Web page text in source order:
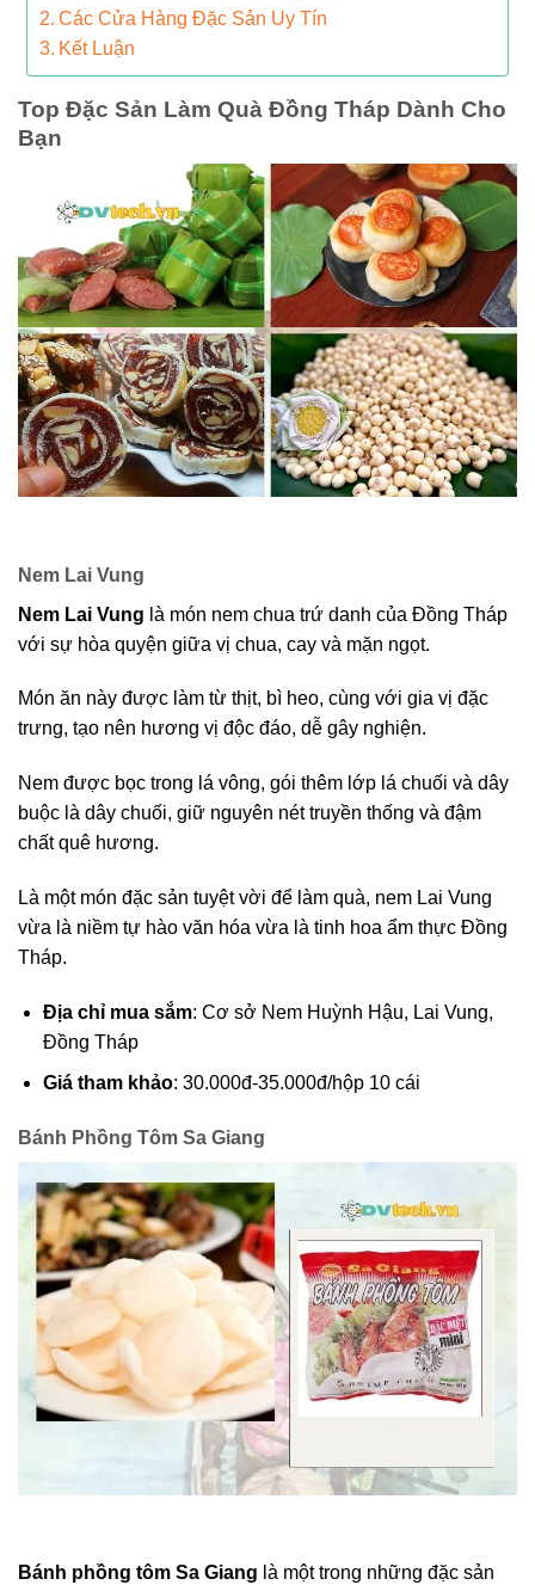
Các Cửa Hàng Đặc Sản Uy Tín
Kết Luận
Top Đặc Sản Làm Quà Đồng Tháp Dành Cho
Bạn
Nem Lai Vung
Nem Lai Vung là món nem chua trứ danh của Đồng Tháp
với sự hòa quyện giữa vị chua, cay và mặn ngọt.
Món ăn này được làm từ thịt, bì heo, cùng với gia vị đặc
trưng, tạo nên hương vị độc đáo, dễ gây nghiện.
Nem được bọc trong lá vông, gói thêm lớp lá chuối và dây
buộc là dây chuối, giữ nguyên nét truyền thống và đậm
chất quê hương.
Là một món đặc sản tuyệt vời để làm quà, nem Lai Vung
vừa là niềm tự hào văn hóa vừa là tinh hoa ẩm thực Đồng
Tháp.
Địa chỉ mua sắm: Cơ sở Nem Huỳnh Hậu, Lai Vung,
Đồng Tháp
Giá tham khảo: 30.000đ-35.000đ/hộp 10 cái
Bánh Phồng Tôm Sa Giang
Bánh phồng tôm Sa Giang là một trong những đặc sản